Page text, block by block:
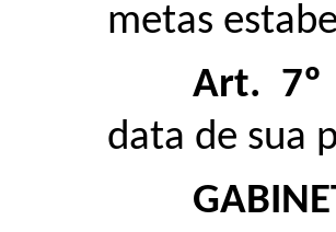
metas
Art. 7º
data de sua